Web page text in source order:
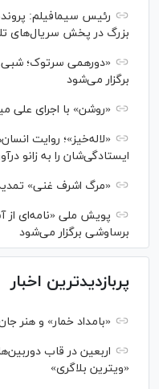
رئیس سیمافیلم:
بزرگ در پخش سریال‌های
«دورهمی سرتوک؛ شبی
برگزار می‌شود
«روشن» با اجرای علی
«لاله‌خیز»؛ روایت
ایستادگی‌شان را به زانو
«مرگ اشرف غنی»
پویش ملی «نامه‌ای از
برساوشی برگزار می‌شود
پربازدیدترین اخبار
«بامداد خمار» و هنر
اربعین در قاب
«ویترین بلاگری»